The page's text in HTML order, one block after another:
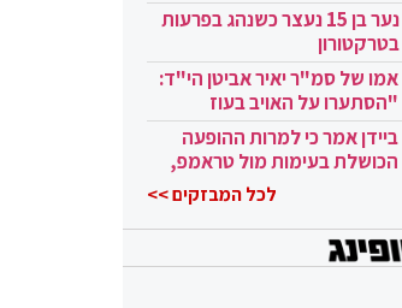
נער בן 15 נעצר כשנהג בפרעות
בטרקטורון
אמו של סמ"ר יאיר אביטן הי"ד:
"הסתערו על האויב בעוז
ובגבורה"
ביידן אמר כי למרות ההופעה
הכושלת בעימות מול טראמפ,
לכל המבזקים >>